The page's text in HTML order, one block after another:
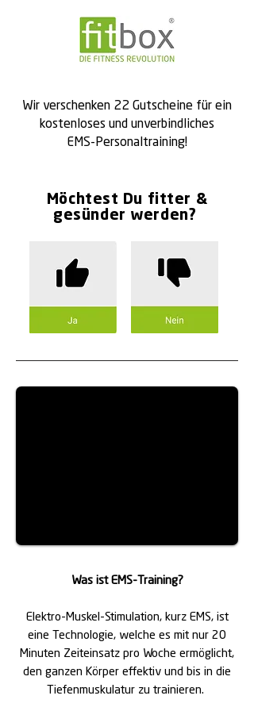
Wir verschenken 22 Gutscheine für ein
kostenloses und unverbindliches
EMS-Personaltraining!
Möchtest Du fitter &
gesünder werden?
Was ist EMS-Training?
Elektro-Muskel-Stimulation, kurz EMS, ist
eine Technologie, welche es mit nur 20
Minuten Zeiteinsatz pro Woche ermöglicht,
den ganzen Körper effektiv und bis in die
Tiefenmuskulatur zu trainieren.